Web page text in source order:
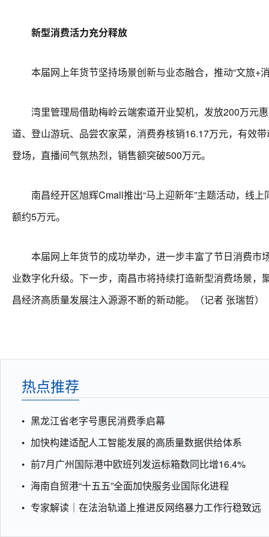
新型消费活力充分释放
本届网上年货节坚持场景创新与业态融合，推动“文旅+
湾里管理局借助梅岭云端索道开业契机，发放200万元惠
道、登山游玩、品尝农家菜，消费券核销16.17万元，有效
登场，直播间气氛热烈，销售额突破500万元。
南昌经开区旭辉Cmall推出“马上迎新年”主题活动，线上
额约5万元。
本届网上年货节的成功举办，进一步丰富了节日消费市
业数字化升级。下一步，南昌市将持续打造新型消费场景
昌经济高质量发展注入源源不断的新动能。（记者 张瑞哲）
热点推荐
黑龙江省老字号惠民消费季启幕
加快构建适配人工智能发展的高质量数据供给体系
前7月广州国际港中欧班列发运标箱数同比增16.4%
海南自贸港“十五五”全面加快服务业国际化进程
专家解读｜在法治轨道上推进反网络暴力工作行稳致远